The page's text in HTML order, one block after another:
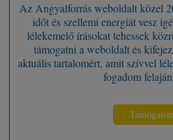
Az Angyalforrás weboldalt közel
időt és szellemi energiát vesz
lélekemelő írásokat tehessek
támogatni a weboldalt és
aktuális tartalomért, amit szívvel
fogadom